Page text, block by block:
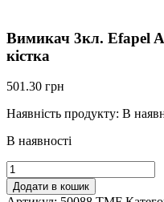
Вимикач 3кл. Efapel
кістка
501.30 грн
Наявність продукту: В
В наявності
Вимикач
3кл.
Efapel
Додати в кошик